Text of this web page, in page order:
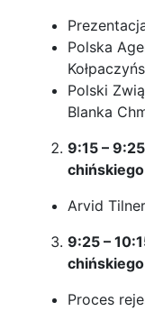
Polska
Polski
Blanka
9:15 –
Arvid
9:25 –
Proces